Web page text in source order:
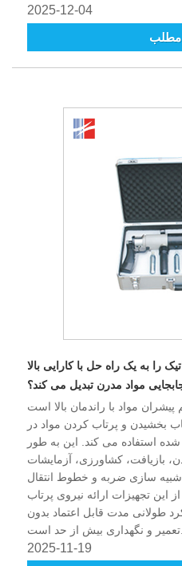
2025-12-04
مطلب
را به یک راه حل با کارایی بالا
مواد مدرن تبدیل می کند؟
مواد با راندمان بالا است
بخشیدن و پرتاب کردن مواد در
استفاده می کند. این به طور
بازیافت، کشاورزی، آزمایشات
شبیه سازی ضربه و خطوط انتقال
تجهیزات ارائه نیروی پرتاب
طولانی مدت قابل اعتماد بدون
2025-11-19